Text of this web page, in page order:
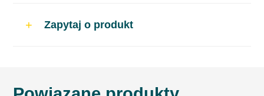
Zapytaj o produkt